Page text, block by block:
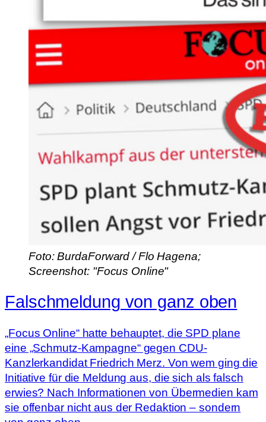
Foto: BurdaForward / Flo Hagena;
Screenshot: "Focus Online"
Falschmeldung von ganz oben
„Focus Online“ hatte behauptet, die SPD plane
eine „Schmutz-Kampagne“ gegen CDU-
Kanzlerkandidat Friedrich Merz. Von wem ging die
Initiative für die Meldung aus, die sich als falsch
erwies? Nach Informationen von Übermedien kam
sie offenbar nicht aus der Redaktion – sondern